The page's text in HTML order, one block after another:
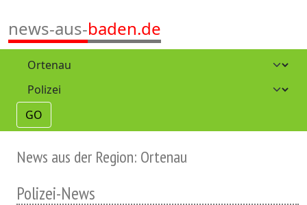
news-aus-baden.de
GO
News aus der Region: Ortenau
Polizei-News